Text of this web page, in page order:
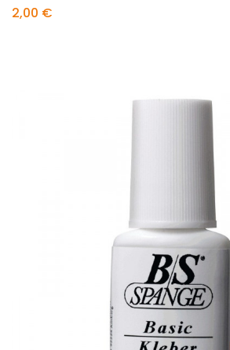
2,00 €